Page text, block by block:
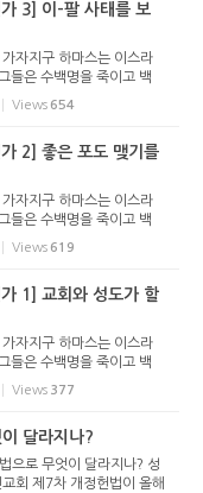
3] 이-팔 사태를 보
자지구 하마스는 이스라
들은 수백명을 죽이고 백
의 우크라이나 침공으로 온
에 새로운 전쟁이 발생할
Views 654
2] 좋은 포도 맺기를
자지구 하마스는 이스라
들은 수백명을 죽이고 백
의 우크라이나 침공으로 온
에 새로운 전쟁이 발생할
Views 619
1] 교회와 성도가 할
자지구 하마스는 이스라
들은 수백명을 죽이고 백
의 우크라이나 침공으로 온
에 새로운 전쟁이 발생할
Views 377
달라지나?
으로 무엇이 달라지나? 성
회 제7차 개정헌법이 올해